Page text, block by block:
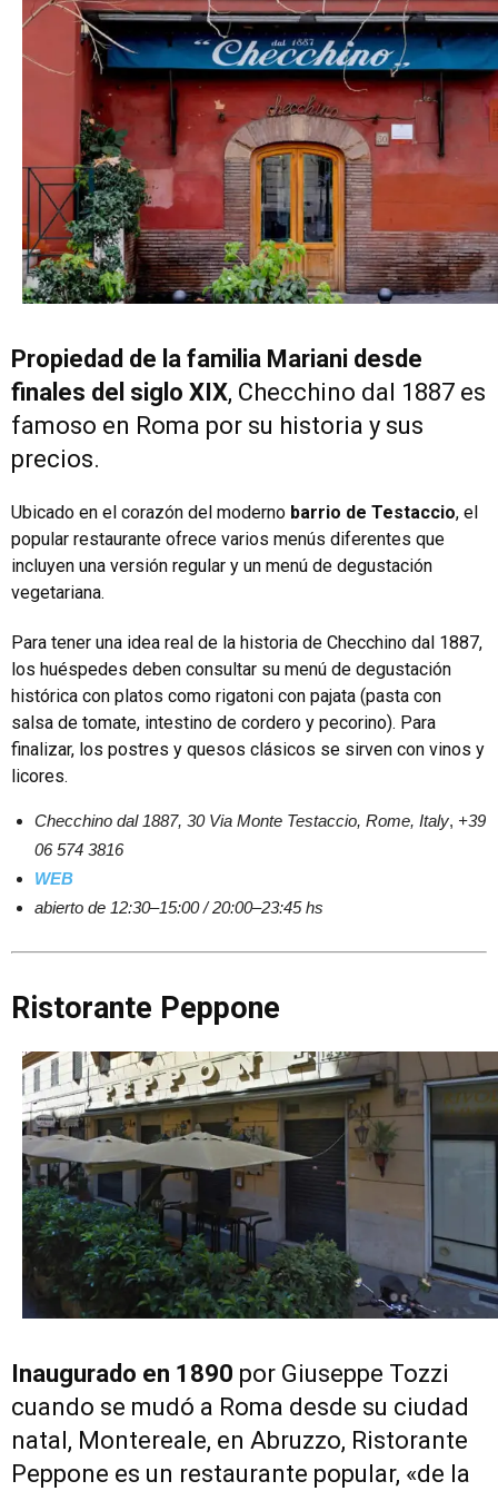
Propiedad de la familia Mariani desde
finales del siglo XIX, Checchino dal 1887 es
famoso en Roma por su historia y sus
precios.
Ubicado en el corazón del moderno barrio de Testaccio, el
popular restaurante ofrece varios menús diferentes que
incluyen una versión regular y un menú de degustación
vegetariana.
Para tener una idea real de la historia de Checchino dal 1887,
los huéspedes deben consultar su menú de degustación
histórica con platos como rigatoni con pajata (pasta con
salsa de tomate, intestino de cordero y pecorino). Para
finalizar, los postres y quesos clásicos se sirven con vinos y
licores.
Checchino dal 1887, 30 Via Monte Testaccio, Rome, Italy, +39
06 574 3816
WEB
abierto de 12:30–15:00 / 20:00–23:45 hs
Ristorante Peppone
Inaugurado en 1890 por Giuseppe Tozzi
cuando se mudó a Roma desde su ciudad
natal, Montereale, en Abruzzo, Ristorante
Peppone es un restaurante popular, «de la